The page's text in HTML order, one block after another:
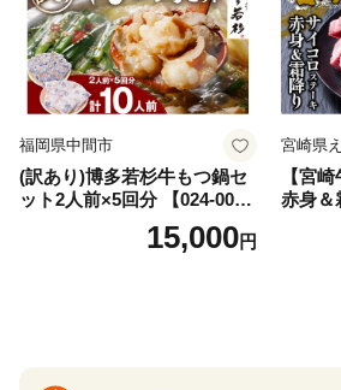
福岡県中間市
(訳あり)博多若杉牛もつ鍋セ
ット2人前×5回分 【024-002
15,000円
宮崎県
【宮
赤身＆
１P